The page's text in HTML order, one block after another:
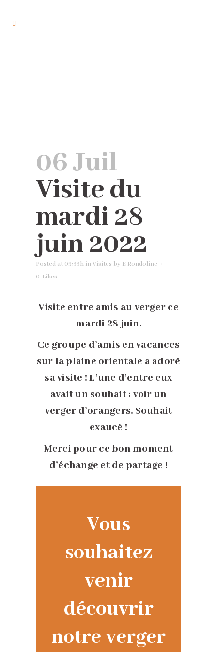
06 Juil
Visite du
mardi 28
juin 2022
Posted at 09:33h inVisites by E Rondoline
0 Likes
Visite entre amis au verger ce
mardi 28 juin.
Ce groupe d’amis en vacances
sur la plaine orientale a adoré
sa visite ! L’une d’entre eux
avait un souhait : voir un
verger d’orangers. Souhait
exaucé !
Merci pour ce bon moment
d’échange et de partage !
Vous
souhaitez
venir
découvrir
notre verger